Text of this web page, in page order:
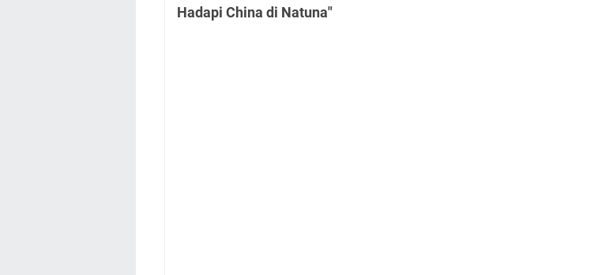
Hadapi China di Natuna"